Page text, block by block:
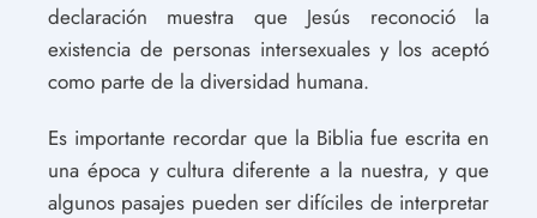
declaración muestra que Jesús reconoció la
existencia de personas intersexuales y los aceptó
como parte de la diversidad humana.
Es importante recordar que la Biblia fue escrita en
una época y cultura diferente a la nuestra, y que
algunos pasajes pueden ser difíciles de interpretar